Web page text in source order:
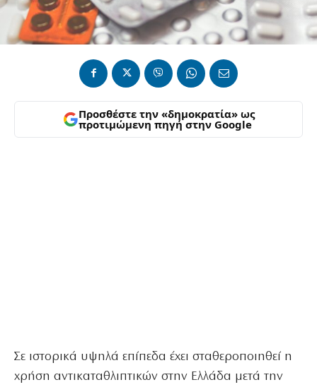
Προσθέστε την «δημοκρατία» ως
προτιμώμενη πηγή στην Google
Σε ιστορικά υψηλά επίπεδα έχει σταθεροποιηθεί η
χρήση αντικαταθλιπτικών στην Ελλάδα μετά την